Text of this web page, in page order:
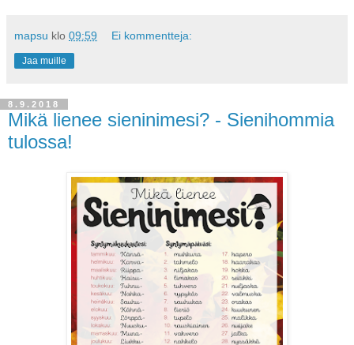
mapsu klo 09:59 Ei kommentteja:
Jaa muille
8.9.2018
Mikä lienee sieninimesi? - Sienihommia
tulossa!